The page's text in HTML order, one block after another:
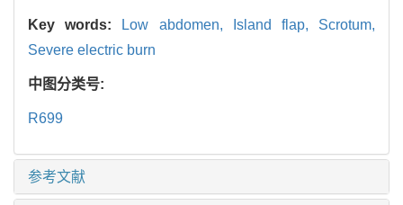
Key words: Low abdomen, Island flap, Scrotum,
Severe electric burn
中图分类号:
R699
参考文献